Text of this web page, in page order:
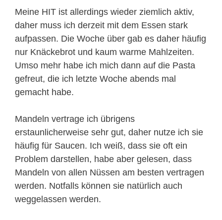
Meine HIT ist allerdings wieder ziemlich aktiv,
daher muss ich derzeit mit dem Essen stark
aufpassen. Die Woche über gab es daher häufig
nur Knäckebrot und kaum warme Mahlzeiten.
Umso mehr habe ich mich dann auf die Pasta
gefreut, die ich letzte Woche abends mal
gemacht habe.
Mandeln vertrage ich übrigens
erstaunlicherweise sehr gut, daher nutze ich sie
häufig für Saucen. Ich weiß, dass sie oft ein
Problem darstellen, habe aber gelesen, dass
Mandeln von allen Nüssen am besten vertragen
werden. Notfalls können sie natürlich auch
weggelassen werden.